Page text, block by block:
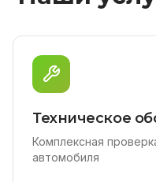
Техническое
Комплексная
автомобиля